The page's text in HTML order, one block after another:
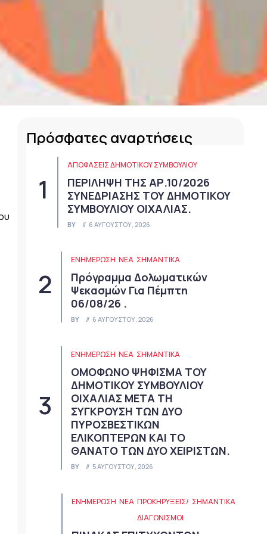
Πρόσφατες αναρτήσεις
ΑΠΟΦΆΣΕΙΣ ΔΗΜΟΤΙΚΟΎ ΣΥΜΒΟΥΛΊΟΥ
ΠΕΡΙΛΗΨΗ ΤΗΣ ΑΡ.10/2026
ΣΥΝΕΔΡΙΑΣΗΣ ΤΟΥ ΔΗΜΟΤΙΚΟΥ
ΣΥΜΒΟΥΛΙΟΥ ΟΙΧΑΛΙΑΣ.
BY 6 ΑΥΓΟΎΣΤΟΥ, 2026
ΕΝΗΜΕΡΩΣΗ ΝΈΑ ΣΗΜΑΝΤΙΚΆ
Πρόγραμμα Δολωματικών
Ψεκασμών Για Πέμπτη
06/08/26 .
BY 6 ΑΥΓΟΎΣΤΟΥ, 2026
ΕΝΗΜΕΡΩΣΗ ΝΈΑ ΣΗΜΑΝΤΙΚΆ
ΟΜΟΦΩΝΟ ΨΗΦΙΣΜΑ ΤΟΥ
ΔΗΜΟΤΙΚΟΥ ΣΥΜΒΟΥΛΙΟΥ
ΟΙΧΑΛΙΑΣ ΜΕΤΑ ΤΗ
ΣΥΓΚΡΟΥΣΗ ΤΩΝ ΔΥΟ
ΠΥΡΟΣΒΕΣΤΙΚΩΝ
ΕΛΙΚΟΠΤΕΡΩΝ ΚΑΙ ΤΟ
ΘΑΝΑΤΟ ΤΩΝ ΔΥΟ ΧΕΙΡΙΣΤΩΝ.
BY 5 ΑΥΓΟΎΣΤΟΥ, 2026
ΕΝΗΜΕΡΩΣΗ ΝΈΑ ΠΡΟΚΗΡΎΞΕΙΣ/
ΔΙΑΓΩΝΙΣΜΟΊ
ΣΗΜΑΝΤΙΚΆ